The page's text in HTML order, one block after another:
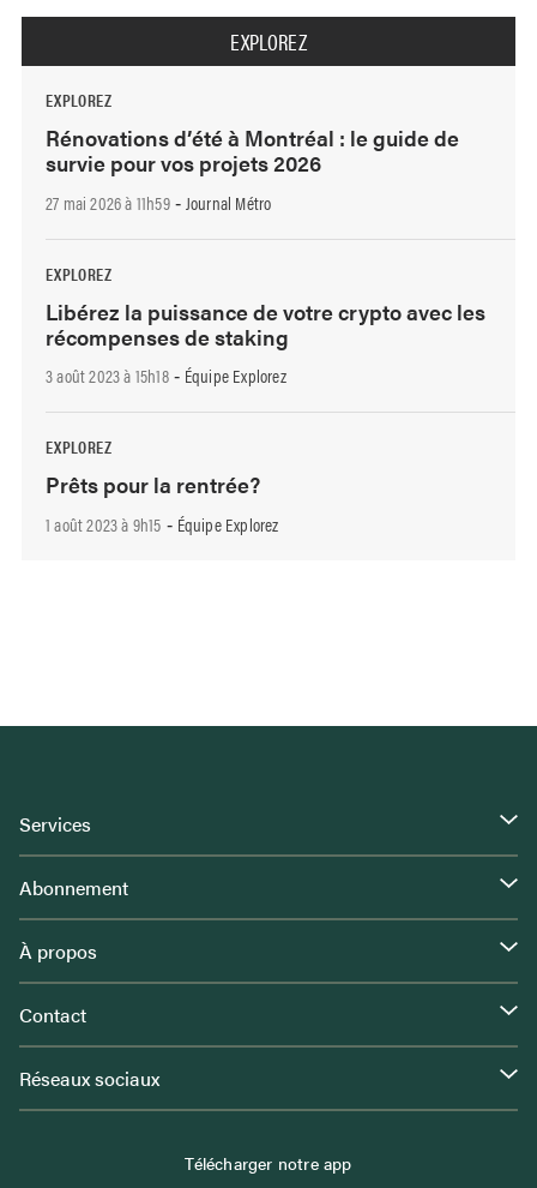
EXPLOREZ
EXPLOREZ
Rénovations d’été à Montréal : le guide de
survie pour vos projets 2026
27 mai 2026 à 11h59- Journal Métro
EXPLOREZ
Libérez la puissance de votre crypto avec les
récompenses de staking
3 août 2023 à 15h18- Équipe Explorez
EXPLOREZ
Prêts pour la rentrée?
1 août 2023 à 9h15 - Équipe Explorez
Services
Abonnement
À propos
Contact
Réseaux sociaux
Télécharger notre app